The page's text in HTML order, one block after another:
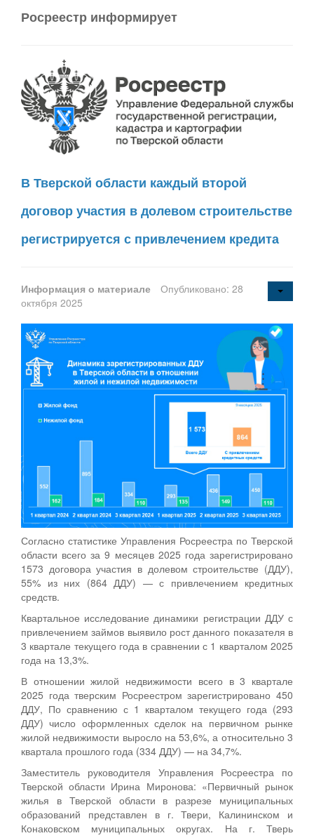
Росреестр информирует
В Тверской области каждый второй
договор участия в долевом строительстве
регистрируется с привлечением кредита
Информация о материале
Опубликовано: 28
октября 2025
Согласно статистике Управления Росреестра по Тверской
области всего за 9 месяцев 2025 года зарегистрировано
1573 договора участия в долевом строительстве (ДДУ),
55% из них (864 ДДУ) — с привлечением кредитных
средств.
Квартальное исследование динамики регистрации ДДУ с
привлечением займов выявило рост данного показателя в
3 квартале текущего года в сравнении с 1 кварталом 2025
года на 13,3%.
В отношении жилой недвижимости всего в 3 квартале
2025 года тверским Росреестром зарегистрировано 450
ДДУ, По сравнению с 1 кварталом текущего года (293
ДДУ) число оформленных сделок на первичном рынке
жилой недвижимости выросло на 53,6%, а относительно 3
квартала прошлого года (334 ДДУ) — на 34,7%.
Заместитель руководителя Управления Росреестра по
Тверской области Ирина Миронова: «Первичный рынок
жилья в Тверской области в разрезе муниципальных
образований представлен в г. Твери, Калининском и
Конаковском муниципальных округах. На г. Тверь